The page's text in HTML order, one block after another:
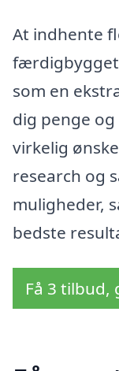
At indhente
færdigbygget
som en
dig penge
virkelig
research og
muligheder,
bedste
Få 3